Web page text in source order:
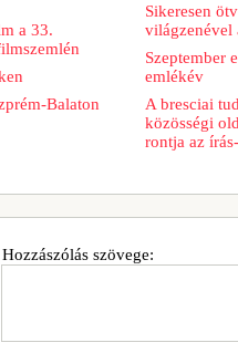
a 33.
Balaton
Sikeresen
világzenével
Szeptember
emlékév
A bresciai
közösségi
rontja az
Hozzászólás szövege: